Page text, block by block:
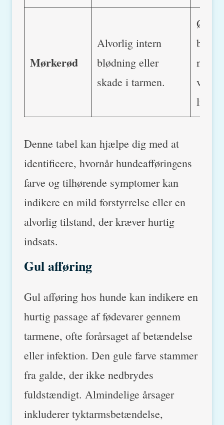
Mørkerød
Alvorlig intern
blødning eller
skade i tarmen.
være
Denne tabel kan hjælpe dig med at
identificere, hvornår hundeafføringens
farve og tilhørende symptomer kan
indikere en mild forstyrrelse eller en
alvorlig tilstand, der kræver hurtig
indsats.
Gul afføring
Gul afføring hos hunde kan indikere en
hurtig passage af fødevarer gennem
tarmene, ofte forårsaget af betændelse
eller infektion. Den gule farve stammer
fra galde, der ikke nedbrydes
fuldstændigt. Almindelige årsager
inkluderer tyktarmsbetændelse,